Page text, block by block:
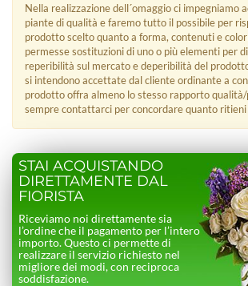
Nella realizzazione dell´omaggio ci impegniamo
piante di qualità e faremo tutto il possibile per
prodotto scelto quanto a forma, contenuti e
permesse sostituzioni di uno o più elementi per
reperibilità sul mercato e deperibilità del
si intendono accettate dal cliente ordinante a
prodotto offra almeno lo stesso rapporto qualità/
sempre contattarci per concordare quanto ritieni
STAI ACQUISTANDO
DIRETTAMENTE DAL
FIORISTA
Riceviamo noi direttamente sia
l’ordine che il pagamento per l’intero
importo. Questo ci permette di
realizzare il servizio richiesto nel
migliore dei modi, con reciproca
soddisfazione.